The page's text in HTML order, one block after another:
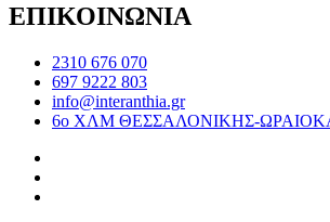
ΕΠΙΚΟΙΝΩΝΙΑ
2310 676 070
697 9222 803
info@interanthia.gr
6ο ΧΛΜ ΘΕΣΣΑΛΟΝΙΚΗΣ-